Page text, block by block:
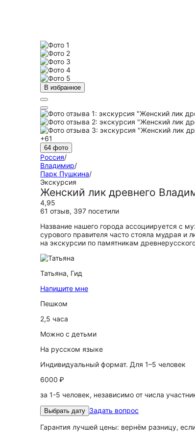
В избранное
+61
64 фото
Россия/
Владимир/
Парк Пушкина/
Экскурсия
Женский лик древнего
4,95
61 отзыв, 397 посетили
Название нашего города ассоциируется с
сурового правителя часто стояла мудрая
на экскурсии по памятникам
Татьяна, Гид
Напишите мне
Пешком
2,5 часа
Можно с детьми
На русском языке
Индивидуальный формат. Для 1–5 человек
6000 ₽
за 1-5 человек, независимо от числа
Выбрать дату Задать вопрос
Гарантия лучшей цены: вернём разницу,